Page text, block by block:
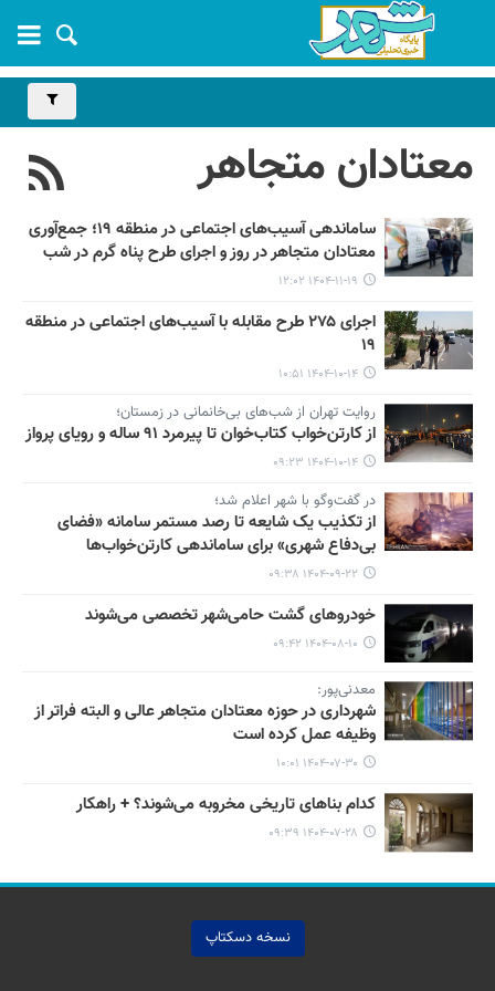
معتادان متجاهر
ساماندهی آسیب‌های اجتماعی در منطقه ۱۹؛ جمع‌آوری
معتادان متجاهر در روز و اجرای طرح پناه گرم در شب
۱۴۰۴-۱۱-۱۹ ۱۲:۰۲
اجرای ۲۷۵ طرح مقابله با آسیب‌های اجتماعی در منطقه
۱۹
۱۴۰۴-۱۰-۱۴ ۱۰:۵۱
روایت تهران از شب‌های بی‌خانمانی در زمستان؛
از کارتن‌خواب کتاب‌خوان تا پیرمرد ۹۱ ساله و رویای پرواز
۱۴۰۴-۱۰-۱۴ ۰۹:۲۳
در گفت‌وگو با شهر اعلام شد؛
از تکذیب یک شایعه تا رصد مستمر سامانه «فضای
بی‌دفاع شهری» برای ساماندهی کارتن‌خواب‌ها
۱۴۰۴-۰۹-۲۲ ۰۹:۳۸
خودروهای گشت حامی‌شهر تخصصی می‌شوند
۱۴۰۴-۰۸-۱۰ ۰۹:۴۲
معدنی‌پور:
شهرداری در حوزه معتادان متجاهر عالی و البته فراتر از
وظیفه عمل کرده است
۱۴۰۴-۰۷-۳۰ ۱۰:۰۱
کدام بناهای تاریخی مخروبه می‌شوند؟ + راهکار
۱۴۰۴-۰۷-۲۸ ۰۹:۳۹
نسخه دسکتاپ